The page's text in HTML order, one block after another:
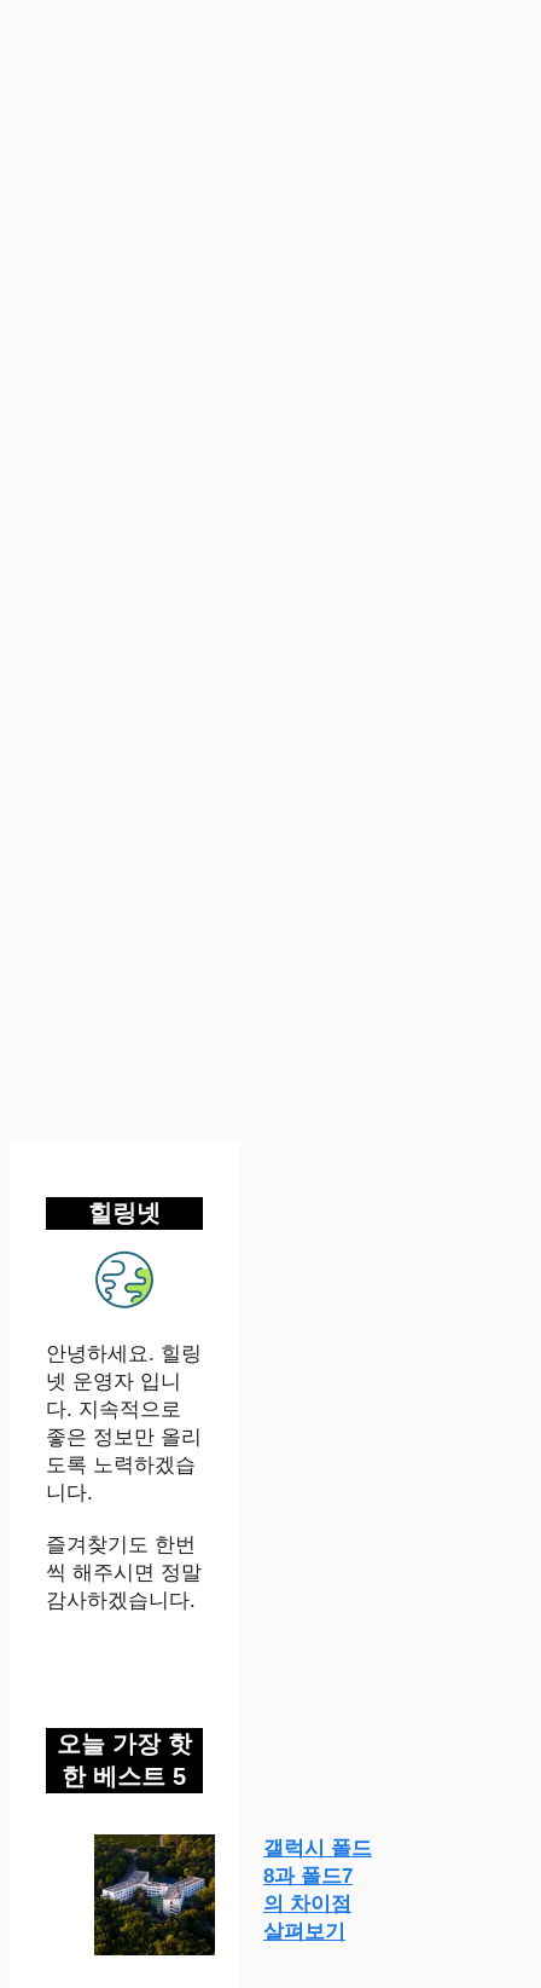
힐링넷
안녕하세요. 힐링
넷 운영자 입니
다. 지속적으로
좋은 정보만 올리
도록 노력하겠습
니다.
즐겨찾기도 한번
씩 해주시면 정말
감사하겠습니다.
오늘 가장 핫
한 베스트 5
갤럭시 폴드
8과 폴드7
의 차이점
살펴보기